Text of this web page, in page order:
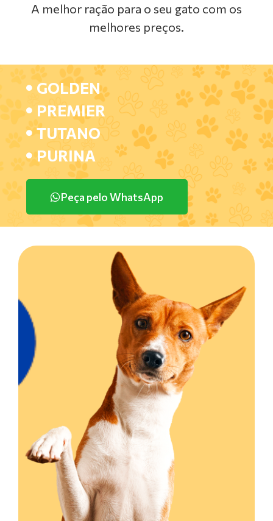
A melhor ração para o seu gato com os
melhores preços.
GOLDEN
PREMIER
TUTANO
PURINA
Peça pelo WhatsApp